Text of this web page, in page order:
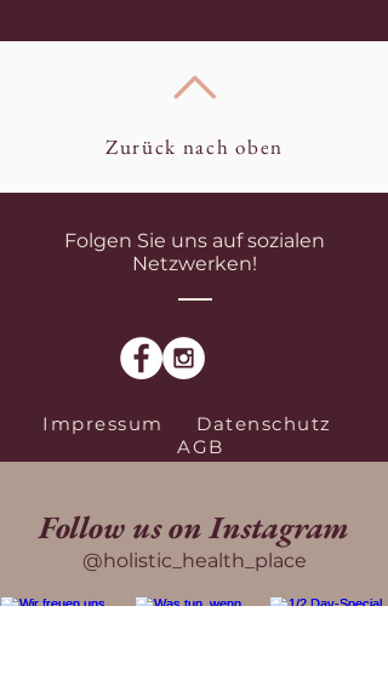
Zurück nach oben
Folgen Sie uns auf sozialen
Netzwerken!
Impressum
Datenschutz
AGB
Follow us on Instagram
@holistic_health_place